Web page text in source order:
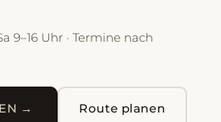
9–16 Uhr · Termine nach
→ Route planen